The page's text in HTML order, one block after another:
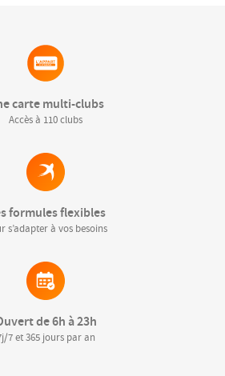
carte multi-clubs
Accès à 110 clubs
formules flexibles
s’adapter à vos besoins
de 6h à 23h
7 et 365 jours par an